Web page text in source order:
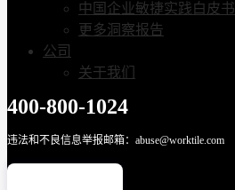
中国企业敏捷实践白皮书
更多洞察报告
公司
关于我们
400-800-1024
违法和不良信息举报邮箱：abuse@worktile.com